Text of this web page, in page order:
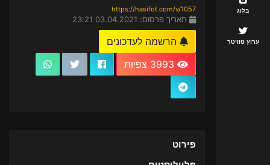
בלוג
ערוץ טוויטר
https://hasifot.com/v/1057
תאריך פרסום: 03.04.2021 23:21
הרשמה לעדכונים
פירוט